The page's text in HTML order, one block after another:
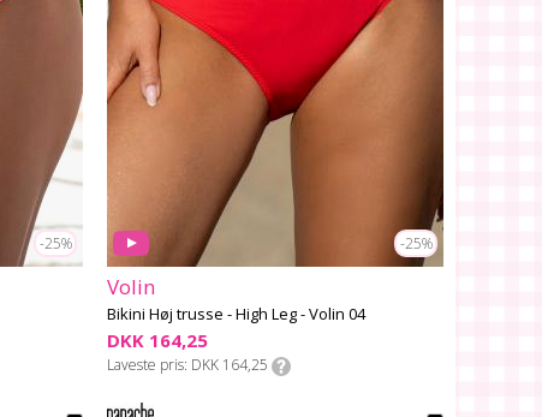
-25% -25%
Volin
Bikini Høj trusse - High Leg - Volin 04
DKK 164,25
Laveste pris DKK 164,25